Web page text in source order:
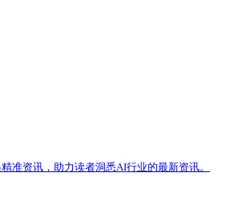
准资讯，助力读者洞悉AI行业的最新资讯。